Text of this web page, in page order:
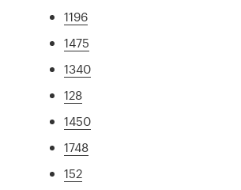
1196
1475
1340
128
1450
1748
152